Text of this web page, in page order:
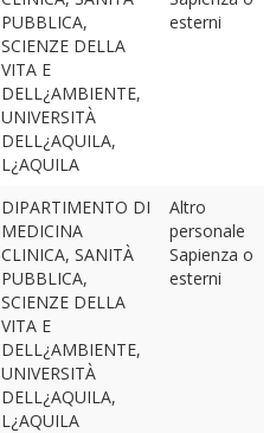
PUBBLICA,
SCIENZE DELLA
VITA E
DELL¿AMBIENTE,
UNIVERSITÀ
DELL¿AQUILA,
L¿AQUILA
esterni
DIPARTIMENTO DI
MEDICINA
CLINICA, SANITÀ
PUBBLICA,
SCIENZE DELLA
VITA E
DELL¿AMBIENTE,
UNIVERSITÀ
DELL¿AQUILA,
L¿AQUILA
Altro
personale
Sapienza o
esterni